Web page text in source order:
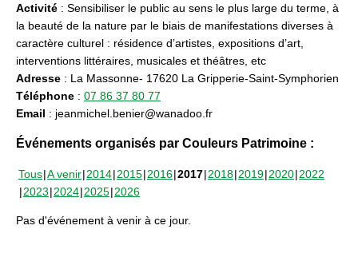
Activité : Sensibiliser le public au sens le plus large du terme, à
la beauté de la nature par le biais de manifestations diverses à
caractère culturel : résidence d’artistes, expositions d’art,
interventions littéraires, musicales et théâtres, etc
Adresse : La Massonne- 17620 La Gripperie-Saint-Symphorien
Téléphone : 07 86 37 80 77
Email : jeanmichel.benier@wanadoo.fr
Événements organisés par Couleurs Patrimoine :
Tous A venir 2014 2015 2016 2017 2018 2019 2020 2022
2023 2024 2025 2026
Pas d'événement à venir à ce jour.